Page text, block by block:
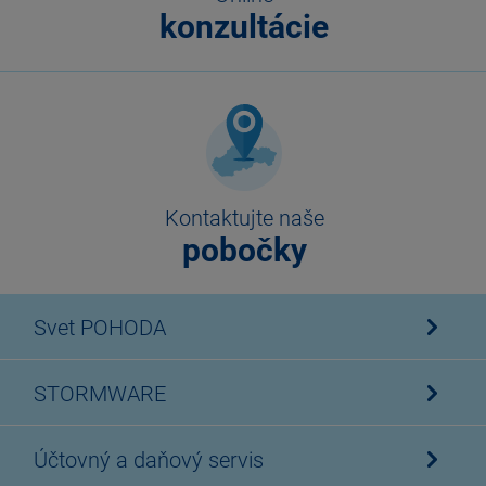
konzultácie
Kontaktujte naše
pobočky
Svet POHODA
STORMWARE
Účtovný a daňový servis